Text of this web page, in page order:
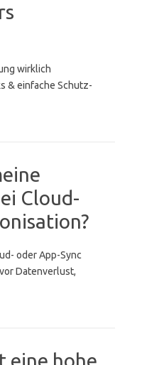
wirklich
& einfache Schutz-
Cloud-
oder App-Sync
Datenverlust,
eine hohe